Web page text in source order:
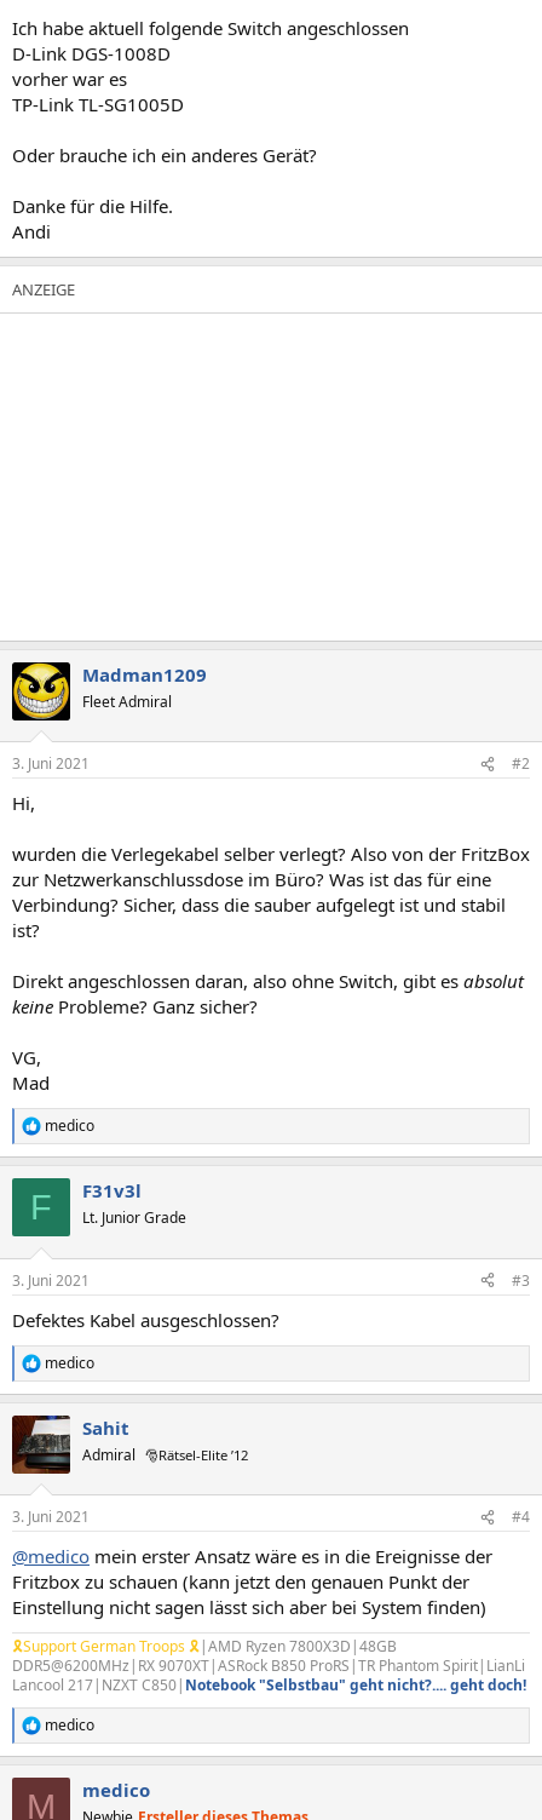
Ich habe aktuell folgende Switch angeschlossen
D-Link DGS-1008D
vorher war es
TP-Link TL-SG1005D
Oder brauche ich ein anderes Gerät?
Danke für die Hilfe.
Andi
Madman1209
Fleet Admiral
3. Juni 2021 #2
Hi,
wurden die Verlegekabel selber verlegt? Also von der FritzBox
zur Netzwerkanschlussdose im Büro? Was ist das für eine
Verbindung? Sicher, dass die sauber aufgelegt ist und stabil
ist?
Direkt angeschlossen daran, also ohne Switch, gibt es absolut
keine Probleme? Ganz sicher?
VG,
Mad
R
e
e
:
medico
F F31v3l
Lt. Junior Grade
3. Juni 2021 #3
Defektes Kabel ausgeschlossen?
R
e
k
t
i
e
:
medico
Sahit
Admiral 🎅Rätsel-Elite ’12
3. Juni 2021 #4
@medico mein erster Ansatz wäre es in die Ereignisse der
Fritzbox zu schauen (kann jetzt den genauen Punkt der
Einstellung nicht sagen lässt sich aber bei System finden)
🎗Support German Troops 🎗|AMD Ryzen 7800X3D|48GB
DDR5@6200MHz|RX 9070XT|ASRock B850 ProRS|TR Phantom Spirit|LianLi
Lancool 217|NZXT C850| Notebook "Selbstbau" geht nicht?.... geht doch!
R
e
medico
M medico